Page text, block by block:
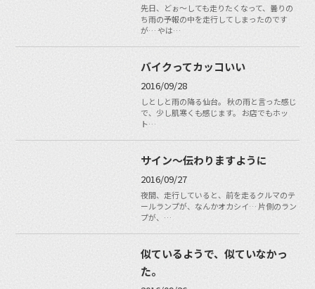
先日、どぉ～しても走りたくなって、曇りの
ち雨の予報の中を走行してしまったのです
が… やは…
バイクってカッコいい
2016/09/28
しとしと雨の降る仙台。 秋の雨と言った感じ
で、少し肌寒くも感じます。 お店でもホッ
ト…
サイン～伝わりますように
2016/09/27
夜間、走行していると、前を走るクルマのテ
ールランプが、なんかオカシイ… 片側のラン
プが、…
似ているようで、似ていなかっ
た。